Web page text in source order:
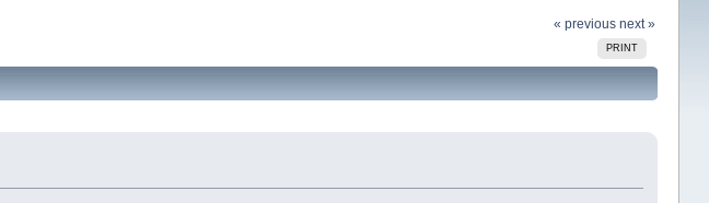
« previous next »
PRINT